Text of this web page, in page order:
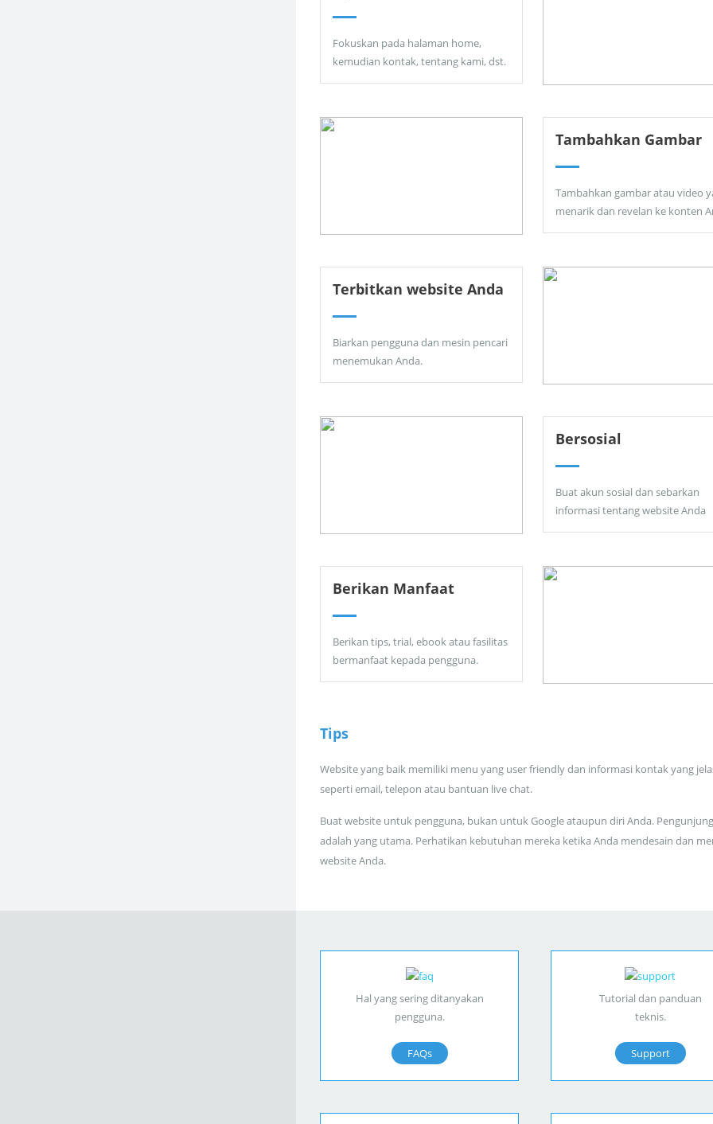
Fokuskan pada halaman home,
kemudian kontak, tentang kami, dst.
Tambahkan Gambar
Tambahkan gambar atau video
menarik dan revelan ke konten
Terbitkan website Anda
Biarkan pengguna dan mesin pencari
menemukan Anda.
Bersosial
Buat akun sosial dan sebarkan
informasi tentang website Anda
Berikan Manfaat
Berikan tips, trial, ebook atau fasilitas
bermanfaat kepada pengguna.
Tips
Website yang baik memiliki menu yang user friendly dan informasi kontak yang
seperti email, telepon atau bantuan live chat.
Buat website untuk pengguna, bukan untuk Google ataupun diri Anda.
adalah yang utama. Perhatikan kebutuhan mereka ketika Anda mendesain dan
website Anda.
Hal yang sering ditanyakan
pengguna.
FAQs
Tutorial dan panduan
teknis.
Support